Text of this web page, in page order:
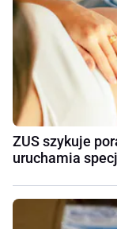
ZUS szykuje
uruchamia